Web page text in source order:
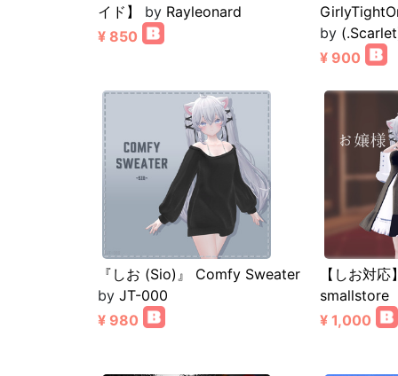
イド】
by Rayleonard
¥ 850
by
¥ 900
『しお (Sio)』 Comfy Sweater
by JT-000
¥ 980
【しお対
smallstore
¥ 1,000